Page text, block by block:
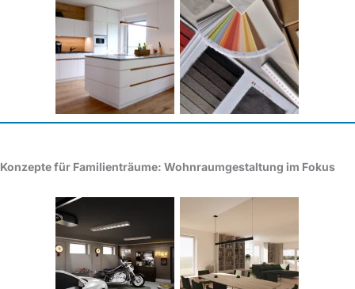
Konzepte für Familienträume: Wohnraumgestaltung im Fokus